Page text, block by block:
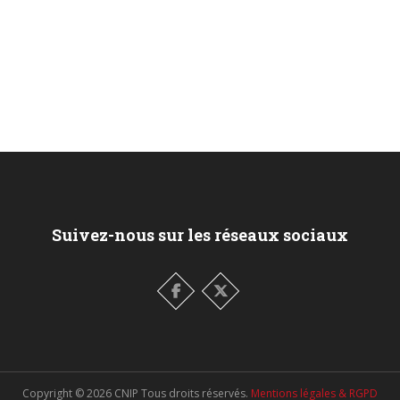
Suivez-nous sur les réseaux sociaux
Copyright ©2026 CNIP Tous droits réservés. Mentions légales & RGPD